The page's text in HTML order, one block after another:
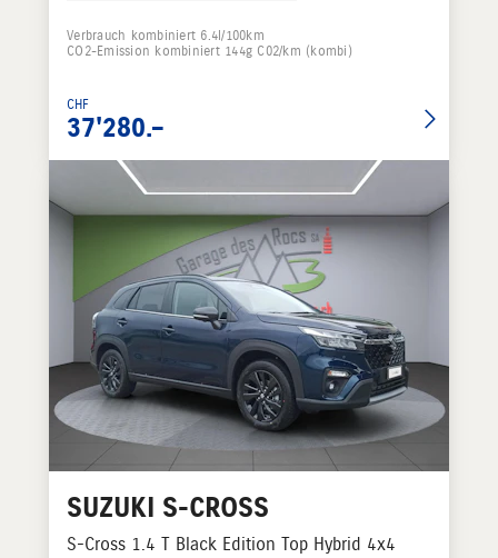
Verbrauch kombiniert 6.4l/100km
CO2-Emission kombiniert 144g C02/km (kombi)
CHF
37'280.–
SUZUKI S-CROSS
S-Cross 1.4 T Black Edition Top Hybrid 4x4